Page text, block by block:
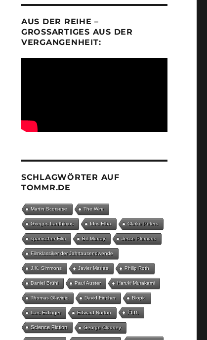
AUS DER REIHE –
GROSSARTIGES AUS DER V
ERGANGENHEIT:
SCHLAGWÖRTER AUF
TOMMR.DE
Martin Scorsese The Wire
Giorgos Lanthimos Idris Elba Clarke Peters
spanischer Film Bill Murray Jesse Plemons
Filmklassiker der Jahrtausendwende
J.K. Simmons Javier Marías Philip Roth
Daniel Brühl Paul Auster Haruki Murakami
Thomas Glavinic David Fincher Biopic
Lars Eidinger Edward Norton Film
Science Fiction George Clooney